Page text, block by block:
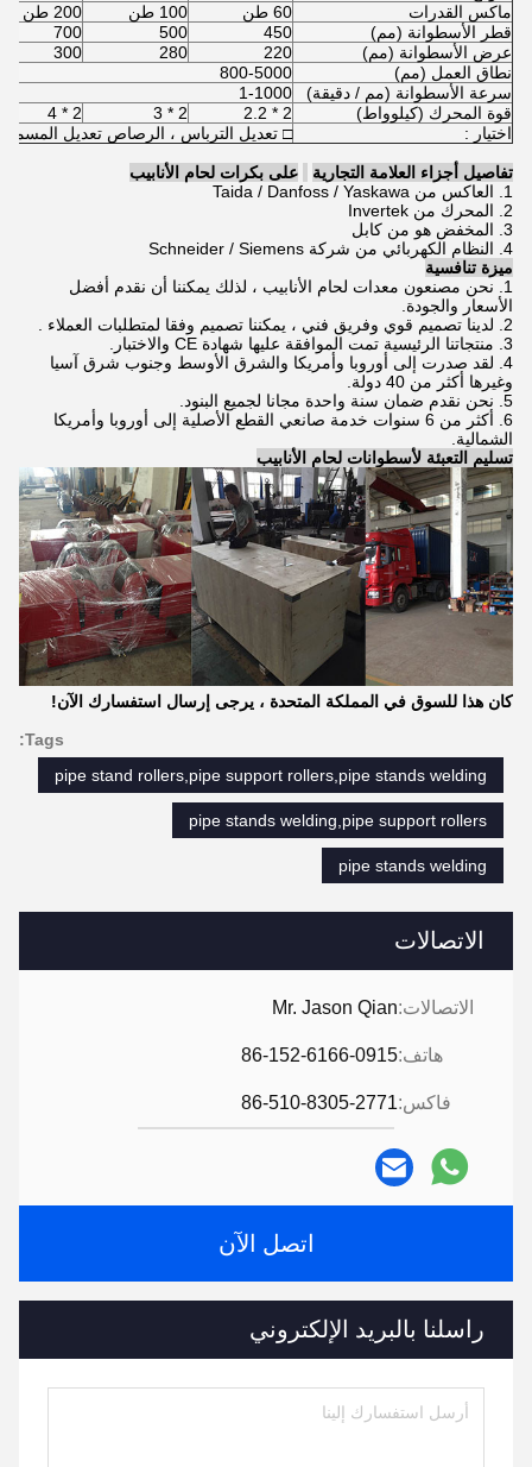
الاتصالات
الاتصالات:Mr. Jason Qian
هاتف:86-152-6166-0915
فاكس:86-510-8305-2771
اتصل الآن
راسلنا بالبريد الإلكتروني
ماكس القدرات
60 طن 100 طن
200 طن
قطر الأسطوانة (مم)
450
500
700
عرض الأسطوانة (مم)
220
280
300
نطاق العمل (مم)
800-5000
سرعة الأسطوانة (مم / دقيقة)
1-1000
قوة المحرك (كيلوواط)
2 * 2.2
2 * 3
2 * 4
اختيار :
□ تعديل الترباس ، الرصاص تعديل المسمار
تفاصيل أجزاء العلامة التجارية
على بكرات لحام الأنابيب
1. العاكس من Taida / Danfoss / Yaskawa
2. المحرك من Invertek
3. المخفض هو من كابل
4. النظام الكهربائي من شركة Schneider / Siemens
ميزة تنافسية
1. نحن مصنعون معدات لحام الأنابيب ، لذلك يمكننا أن نقدم أفضل
الأسعار والجودة.
2. لدينا تصميم قوي وفريق فني ، يمكننا تصميم وفقا
لمتطلبات العملاء
3. منتجاتنا الرئيسية تمت الموافقة عليها شهادة CE والاختبار.
4. لقد صدرت إلى أوروبا وأمريكا والشرق الأوسط وجنوب شرق آسيا
وغيرها أكثر من 40 دولة.
5. نحن نقدم ضمان سنة واحدة مجانا لجميع البنود.
6. أكثر من 6 سنوات خدمة صانعي القطع الأصلية إلى أوروبا وأمريكا
الشمالية.
تسليم التعبئة لأسطوانات لحام الأنابيب
كان هذا للسوق في المملكة المتحدة ، يرجى إرسال استفسارك الآن!
Tags:
pipe stand rollers,pipe support rollers,pipe stands welding
pipe stands welding,pipe support rollers
pipe stands welding